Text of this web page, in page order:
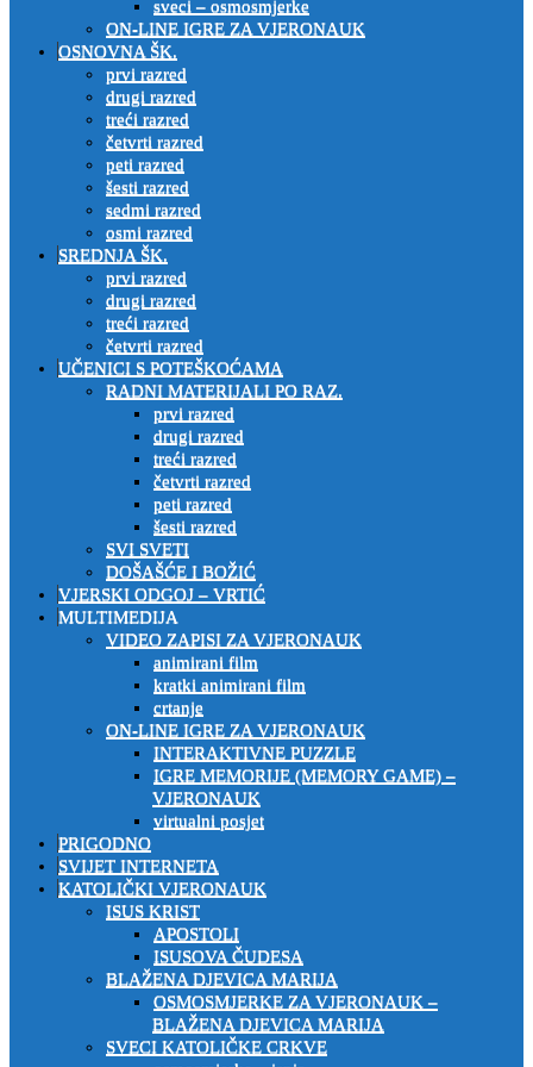
sveci – osmosmjerke
ON-LINE IGRE ZA VJERONAUK
OSNOVNA ŠK.
prvi razred
drugi razred
treći razred
četvrti razred
peti razred
šesti razred
sedmi razred
osmi razred
SREDNJA ŠK.
prvi razred
drugi razred
treći razred
četvrti razred
UČENICI S POTEŠKOĆAMA
RADNI MATERIJALI PO RAZ.
prvi razred
drugi razred
treći razred
četvrti razred
peti razred
šesti razred
SVI SVETI
DOŠAŠĆE I BOŽIĆ
VJERSKI ODGOJ – VRTIĆ
MULTIMEDIJA
VIDEO ZAPISI ZA VJERONAUK
animirani film
kratki animirani film
crtanje
ON-LINE IGRE ZA VJERONAUK
INTERAKTIVNE PUZZLE
IGRE MEMORIJE (MEMORY GAME) –
VJERONAUK
virtualni posjet
PRIGODNO
SVIJET INTERNETA
KATOLIČKI VJERONAUK
ISUS KRIST
APOSTOLI
ISUSOVA ČUDESA
BLAŽENA DJEVICA MARIJA
OSMOSMJERKE ZA VJERONAUK –
BLAŽENA DJEVICA MARIJA
SVECI KATOLIČKE CRKVE